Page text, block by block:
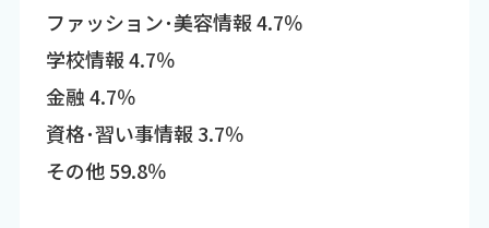
ファッション･美容情報 4.7％
学校情報 4.7％
金融 4.7％
資格･習い事情報 3.7％
その他 59.8％